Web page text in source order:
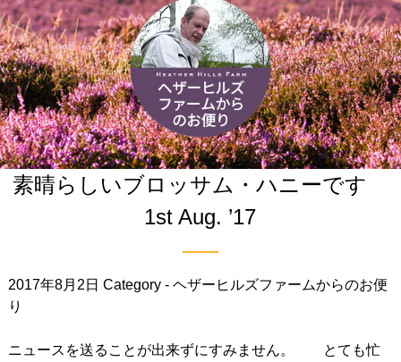
素晴らしいブロッサム・ハニーです
1st Aug. ’17
2017年8月2日 Category - ヘザーヒルズファームからのお便
り
ニュースを送ることが出来ずにすみません。 とても忙